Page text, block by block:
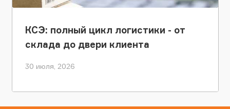
КСЭ: полный цикл логистики - от
склада до двери клиента
30 июля, 2026